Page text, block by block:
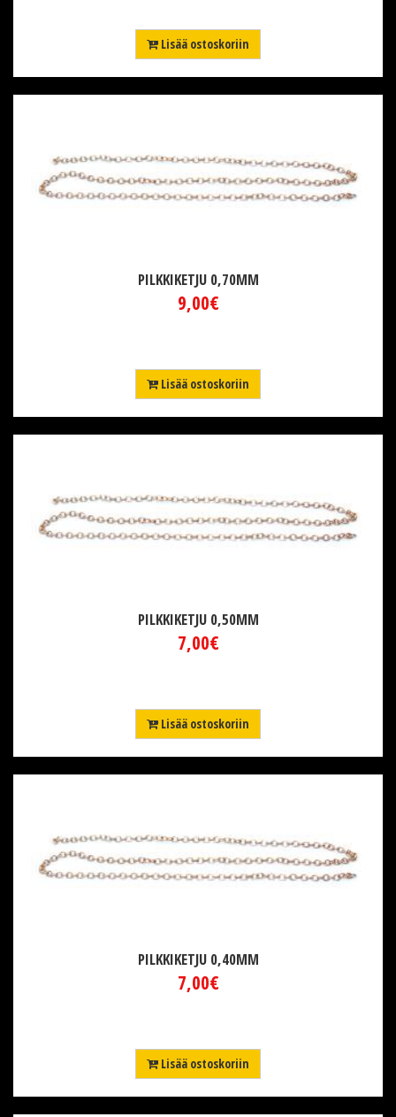
Lisää ostoskoriin
PILKKIKETJU 0,70MM
9,00€
Lisää ostoskoriin
PILKKIKETJU 0,50MM
7,00€
Lisää ostoskoriin
PILKKIKETJU 0,40MM
7,00€
Lisää ostoskoriin